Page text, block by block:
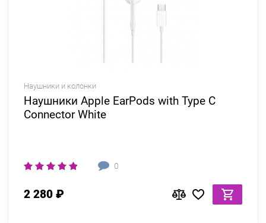
Наушники и колонки
Наушники Apple EarPods with Type C
Connector White
0
2 280 ₽